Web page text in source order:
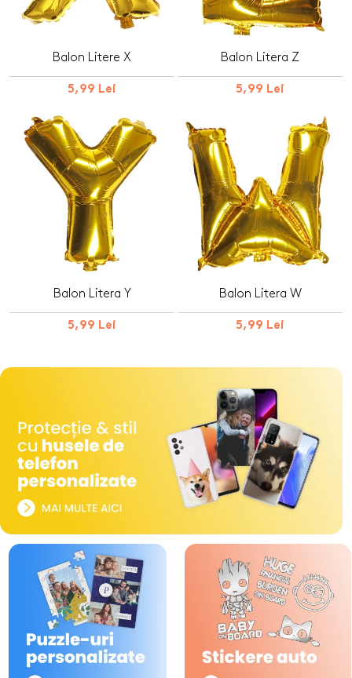
Balon Litere X
5,99 Lei
Balon Litera Z
5,99 Lei
Balon Litera Y
5,99 Lei
Balon Litera W
5,99 Lei